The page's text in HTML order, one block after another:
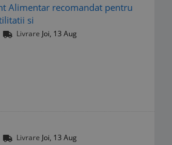
Alimentar recomandat pentru
si
Livrare Joi, 13 Aug
Livrare Joi, 13 Aug